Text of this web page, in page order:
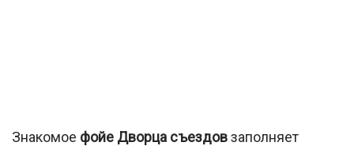
Знакомое фойе Дворца съездовзаполняет